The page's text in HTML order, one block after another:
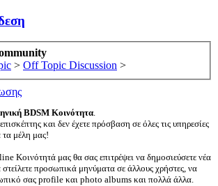
> Off Topic Discussion >
BDSM Κοινότητα.
και δεν έχετε πρόσβαση σε όλες τις υπηρεσίες
τα μέλη μας!
Κοινότητά μας θα σας επιτρέψει να δημοσιεύσετε νέα
προσωπικά μηνύματα σε άλλους χρήστες, να
σας profile και photo albums και πολλά άλλα.